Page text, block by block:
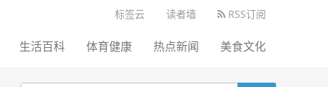
标签云 读者墙 RSS订阅
生活百科 体育健康 热点新闻 美食文化